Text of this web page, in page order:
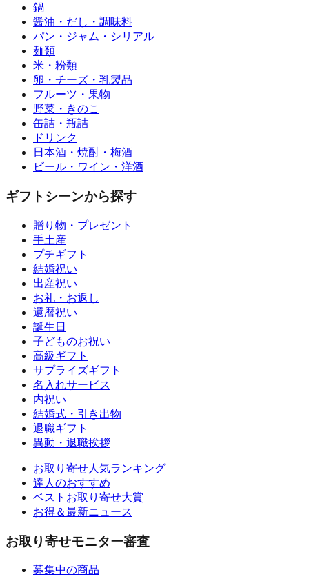
鍋
醤油・だし・調味料
パン・ジャム・シリアル
麺類
米・粉類
卵・チーズ・乳製品
フルーツ・果物
野菜・きのこ
缶詰・瓶詰
ドリンク
日本酒・焼酎・梅酒
ビール・ワイン・洋酒
ギフトシーンから探す
贈り物・プレゼント
手土産
プチギフト
結婚祝い
出産祝い
お礼・お返し
還暦祝い
誕生日
子どものお祝い
高級ギフト
サプライズギフト
名入れサービス
内祝い
結婚式・引き出物
退職ギフト
異動・退職挨拶
お取り寄せ人気ランキング
達人のおすすめ
ベストお取り寄せ大賞
お得＆最新ニュース
お取り寄せモニター審査
募集中の商品